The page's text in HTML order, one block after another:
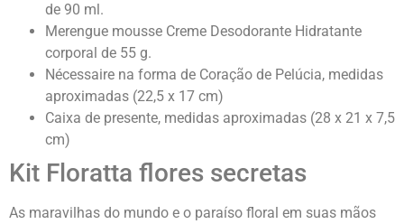
de 90 ml.
Merengue mousse Creme Desodorante Hidratante
corporal de 55 g.
Nécessaire na forma de Coração de Pelúcia, medidas
aproximadas (22,5 x 17 cm)
Caixa de presente, medidas aproximadas (28 x 21 x 7,5
cm)
Kit Floratta flores secretas
As maravilhas do mundo e o paraíso floral em suas mãos